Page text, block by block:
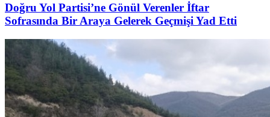
Doğru Yol Partisi’ne Gönül Verenler İftar
Sofrasında Bir Araya Gelerek Geçmişi Yad Etti